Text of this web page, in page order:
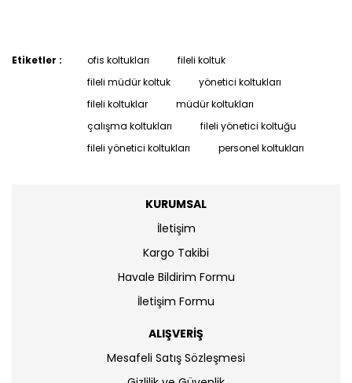
Etiketler : ofis koltukları
fileli koltuk
fileli müdür koltuk
yönetici koltukları
fileli koltuklar
müdür koltukları
çalışma koltukları
fileli yönetici koltuğu
fileli yönetici koltukları
personel koltukları
KURUMSAL
İletişim
Kargo Takibi
Havale Bildirim Formu
İletişim Formu
ALIŞVERİŞ
Mesafeli Satış Sözleşmesi